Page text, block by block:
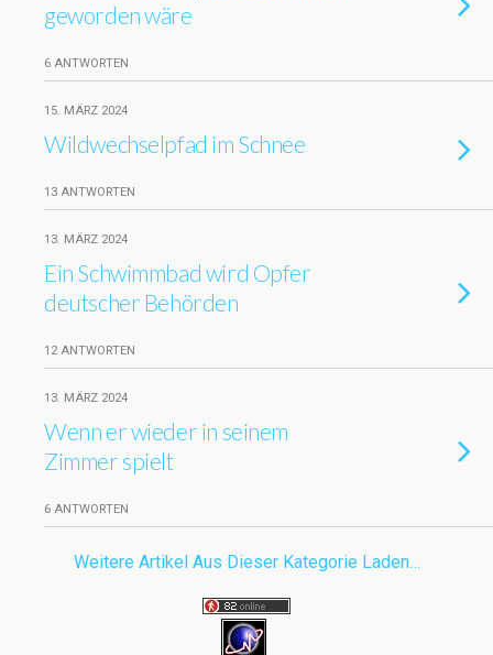
geworden wäre
6 ANTWORTEN
15. MÄRZ 2024
Wildwechselpfad im Schnee
13 ANTWORTEN
13. MÄRZ 2024
Ein Schwimmbad wird Opfer
deutscher Behörden
12 ANTWORTEN
13. MÄRZ 2024
Wenn er wieder in seinem
Zimmer spielt
6 ANTWORTEN
Weitere Artikel Aus Dieser Kategorie Laden…